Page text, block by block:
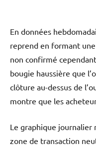
En données
reprend en formant
non confirmé
bougie haussière que
clôture au-dessus de
montre que les
Le graphique journalier
zone de transaction